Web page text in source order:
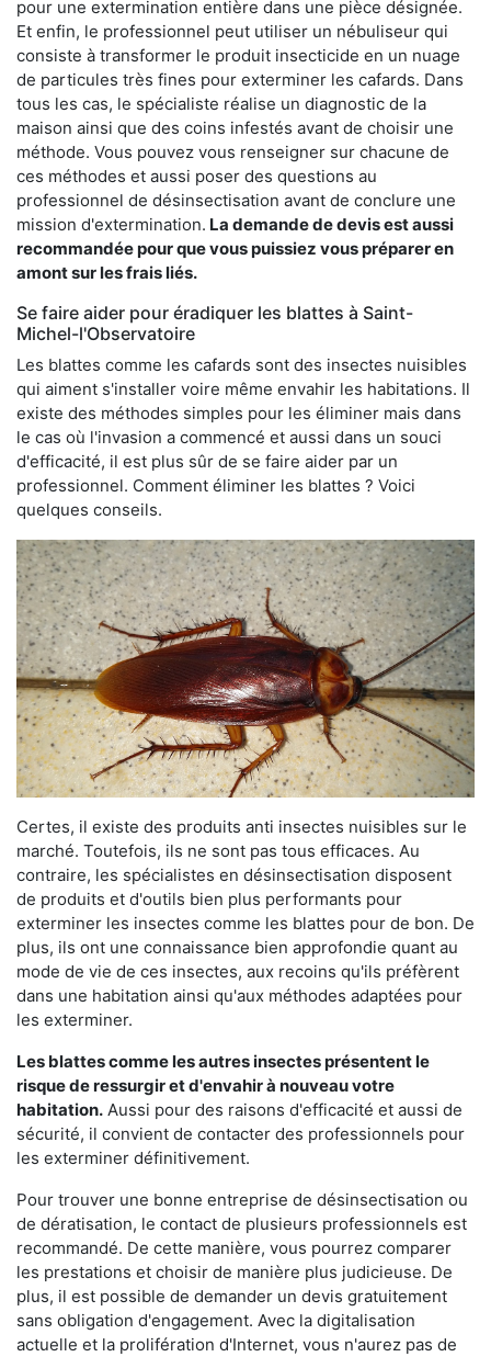
pour une extermination entière dans une pièce désignée.
Et enfin, le professionnel peut utiliser un nébuliseur qui
consiste à transformer le produit insecticide en un nuage
de particules très fines pour exterminer les cafards. Dans
tous les cas, le spécialiste réalise un diagnostic de la
maison ainsi que des coins infestés avant de choisir une
méthode. Vous pouvez vous renseigner sur chacune de
ces méthodes et aussi poser des questions au
professionnel de désinsectisation avant de conclure une
mission d'extermination. La demande de devis est aussi
recommandée pour que vous puissiez vous préparer en
amont sur les frais liés.
Se faire aider pour éradiquer les blattes à Saint-
Michel-l'Observatoire
Les blattes comme les cafards sont des insectes nuisibles
qui aiment s'installer voire même envahir les habitations. Il
existe des méthodes simples pour les éliminer mais dans
le cas où l'invasion a commencé et aussi dans un souci
d'efficacité, il est plus sûr de se faire aider par un
professionnel. Comment éliminer les blattes ? Voici
quelques conseils.
Certes, il existe des produits anti insectes nuisibles sur le
marché. Toutefois, ils ne sont pas tous efficaces. Au
contraire, les spécialistes en désinsectisation disposent
de produits et d'outils bien plus performants pour
exterminer les insectes comme les blattes pour de bon. De
plus, ils ont une connaissance bien approfondie quant au
mode de vie de ces insectes, aux recoins qu'ils préfèrent
dans une habitation ainsi qu'aux méthodes adaptées pour
les exterminer.
Les blattes comme les autres insectes présentent le
risque de ressurgir et d'envahir à nouveau votre
habitation. Aussi pour des raisons d'efficacité et aussi de
sécurité, il convient de contacter des professionnels pour
les exterminer définitivement.
Pour trouver une bonne entreprise de désinsectisation ou
de dératisation, le contact de plusieurs professionnels est
recommandé. De cette manière, vous pourrez comparer
les prestations et choisir de manière plus judicieuse. De
plus, il est possible de demander un devis gratuitement
sans obligation d'engagement. Avec la digitalisation
actuelle et la prolifération d'Internet, vous n'aurez pas de